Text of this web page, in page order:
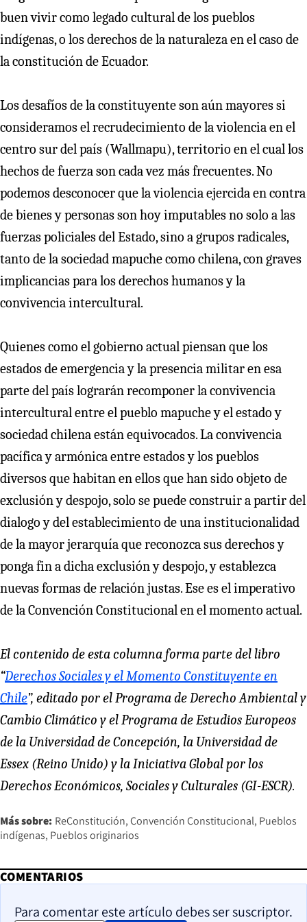
buen vivir como legado cultural de los pueblos
indígenas, o los derechos de la naturaleza en el caso de
la constitución de Ecuador.
Los desafíos de la constituyente son aún mayores si
consideramos el recrudecimiento de la violencia en el
centro sur del país (Wallmapu), territorio en el cual los
hechos de fuerza son cada vez más frecuentes. No
podemos desconocer que la violencia ejercida en contra
de bienes y personas son hoy imputables no solo a las
fuerzas policiales del Estado, sino a grupos radicales,
tanto de la sociedad mapuche como chilena, con graves
implicancias para los derechos humanos y la
convivencia intercultural.
Quienes como el gobierno actual piensan que los
estados de emergencia y la presencia militar en esa
parte del país lograrán recomponer la convivencia
intercultural entre el pueblo mapuche y el estado y
sociedad chilena están equivocados. La convivencia
pacífica y armónica entre estados y los pueblos
diversos que habitan en ellos que han sido objeto de
exclusión y despojo, solo se puede construir a partir del
dialogo y del establecimiento de una institucionalidad
de la mayor jerarquía que reconozca sus derechos y
ponga fin a dicha exclusión y despojo, y establezca
nuevas formas de relación justas. Ese es el imperativo
de la Convención Constitucional en el momento actual.
El contenido de esta columna forma parte del libro
“Derechos Sociales y el Momento Constituyente en
Chile”, editado por el Programa de Derecho Ambiental y
Cambio Climático y el Programa de Estudios Europeos
de la Universidad de Concepción, la Universidad de
Essex (Reino Unido) y la Iniciativa Global por los
Derechos Económicos, Sociales y Culturales (GI-ESCR).
Más sobre: ReConstitución Convención Constitucional Pueblos
indígenas Pueblos originarios
COMENTARIOS
Para comentar este artículo debes ser suscriptor.